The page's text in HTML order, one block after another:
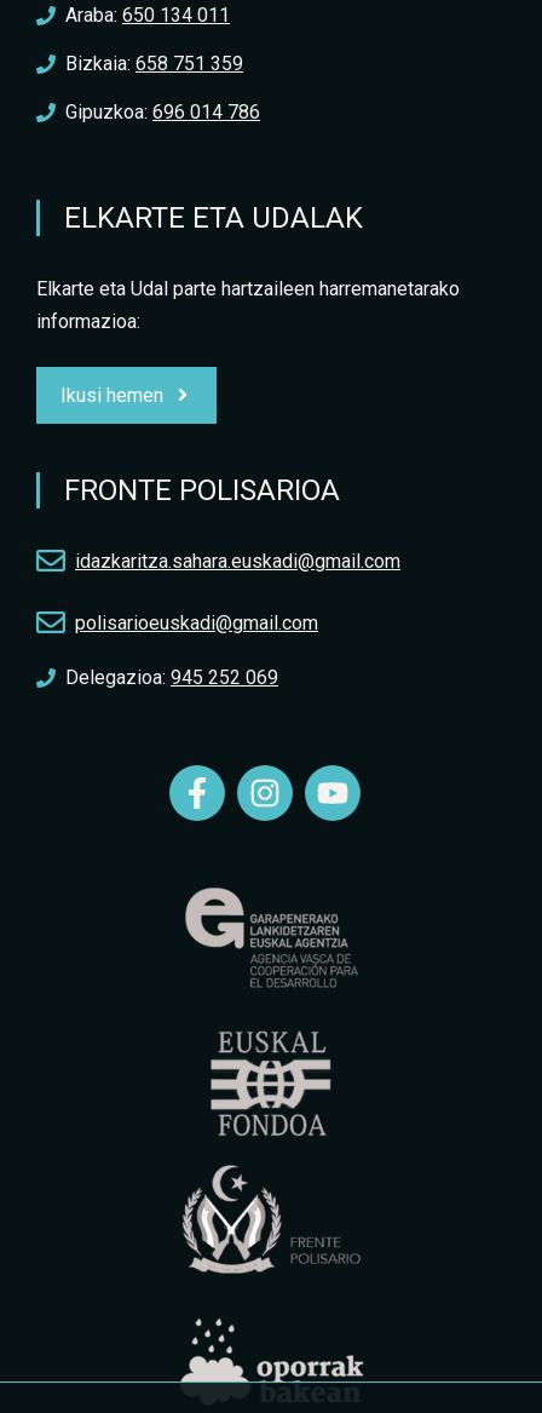
Araba: 650 134 011
Bizkaia: 658 751 359
Gipuzkoa: 696 014 786
ELKARTE ETA UDALAK
Elkarte eta Udal parte hartzaileen harremanetarako
informazioa:
Ikusi hemen
FRONTE POLISARIOA
idazkaritza.sahara.euskadi@gmail.com
polisarioeuskadi@gmail.com
Delegazioa: 945 252 069